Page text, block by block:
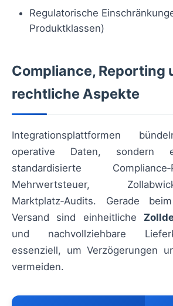
Regulatorische
Produktklassen)
Compliance, Reporting
rechtliche Aspekte
Integrationsplattformen
operative Daten, sondern
standardisierte
Mehrwertsteuer,
Marktplatz‑Audits. Gerade
Versand sind einheitliche
und nachvollziehbare
essenziell, um Verzögerungen
vermeiden.